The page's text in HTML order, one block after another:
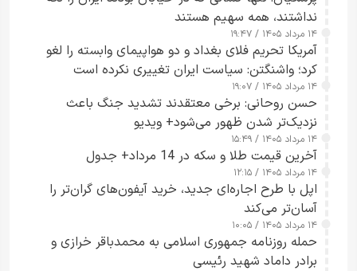
نداشتند، همه سهیم هستند
۱۴ مرداد ۱۴۰۵ / ۱۹:۴۷
آمریکا تحریم فلای بغداد و دو هواپیمای وابسته را لغو
کرد؛ واشنگتن: سیاست ایران تغییری نکرده است
۱۴ مرداد ۱۴۰۵ / ۱۹:۰۷
حسن روحانی: برخی معتقدند تشدید جنگ باعث
نزدیک‌تر شدن ظهور می‌شود+ ویدیو
۱۴ مرداد ۱۴۰۵ / ۱۵:۴۹
آخرین قیمت طلا و سکه در 14 مرداد+ جدول
۱۴ مرداد ۱۴۰۵ / ۱۲:۱۵
اپل با طرح اجاره‌ای جدید، خرید آیفون‌های گران‌تر را
آسان‌تر می‌کند
۱۴ مرداد ۱۴۰۵ / ۱۰:۰۵
حمله روزنامه جمهوری اسلامی به محمدباقر خرازی و
برادر داماد شهید رئیسی